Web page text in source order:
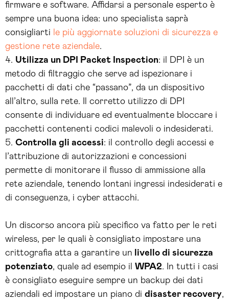
firmware e software. Affidarsi a personale esperto è
sempre una buona idea: uno specialista saprà
consigliarti le più aggiornate soluzioni di sicurezza e
gestione rete aziendale.
Utilizza un DPI Packet Inspection: il DPI è un
metodo di filtraggio che serve ad ispezionare i
pacchetti di dati che “passano”, da un dispositivo
all’altro, sulla rete. Il corretto utilizzo di DPI
consente di individuare ed eventualmente bloccare i
pacchetti contenenti codici malevoli o indesiderati.
Controlla gli accessi: il controllo degli accessi e
l’attribuzione di autorizzazioni e concessioni
permette di monitorare il flusso di ammissione alla
rete aziendale, tenendo lontani ingressi indesiderati e
di conseguenza, i cyber attacchi.
Un discorso ancora più specifico va fatto per le reti
wireless, per le quali è consigliato impostare una
crittografia atta a garantire un livello di sicurezza
potenziato, quale ad esempio il WPA2. In tutti i casi
è consigliato eseguire sempre un backup dei dati
aziendali ed impostare un piano di disaster recovery,